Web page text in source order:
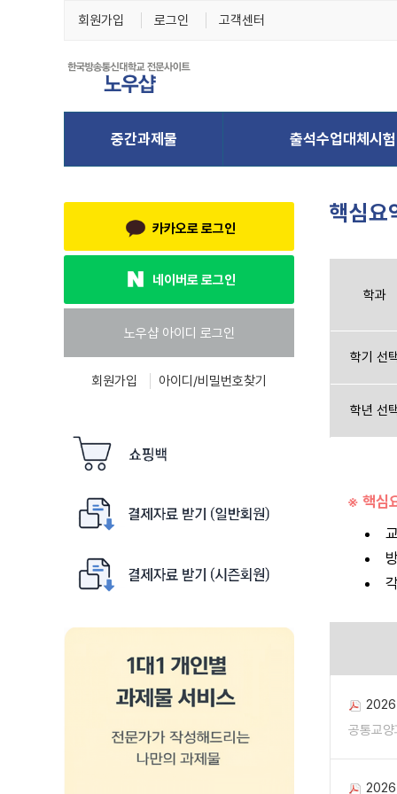
회원가입 로그인 고객센터
카카오로 로그인
네이버로 로그인
회원가입 아이디/비밀번호찾기
핵심요
학과
학기 선
학년 선
※ 핵심
공통교